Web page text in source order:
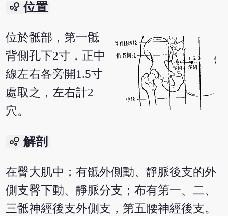
bubble_chart 位置
位於骶部，第一骶
背側孔下2寸，正中
線左右各旁開1.5寸
處取之，左右計2
穴。
bubble_chart 解剖
在臀大肌中；有骶外側動、靜脈後支的外
側支臀下動、靜脈分支；布有第一、二、
三骶神經後支外側支，第五腰神經後支。